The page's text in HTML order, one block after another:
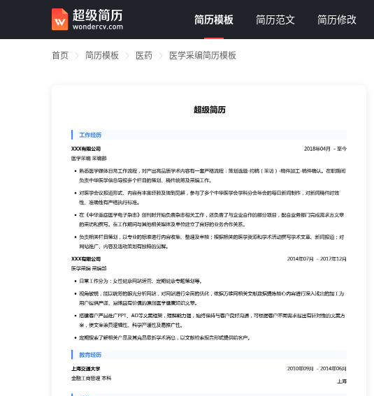
简历模板 简历范文 简历修改
首页 简历模板 医药 医学采编简历模板